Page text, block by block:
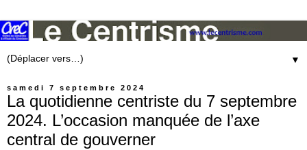
▼
samedi 7 septembre 2024
La quotidienne centriste du 7 septembre
2024. L’occasion manquée de l’axe
central de gouverner